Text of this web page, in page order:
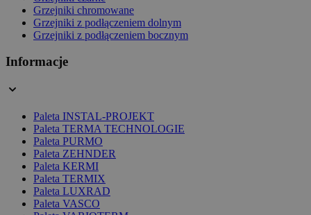
Grzejniki chromowane
Grzejniki z podłączeniem dolnym
Grzejniki z podłączeniem bocznym
Informacje
Paleta INSTAL-PROJEKT
Paleta TERMA TECHNOLOGIE
Paleta PURMO
Paleta ZEHNDER
Paleta KERMI
Paleta TERMIX
Paleta LUXRAD
Paleta VASCO